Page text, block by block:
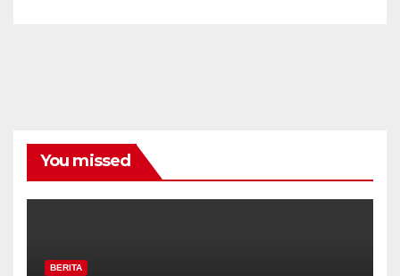
You missed
BERITA